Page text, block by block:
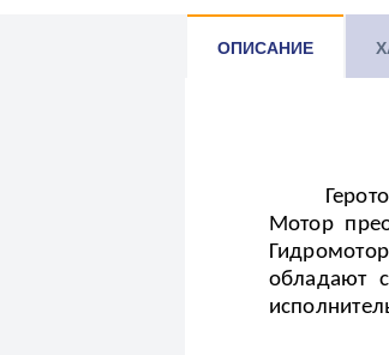
Тип вала : Цилиндрический под
ОПИСАНИЕ
Мотор
обладают